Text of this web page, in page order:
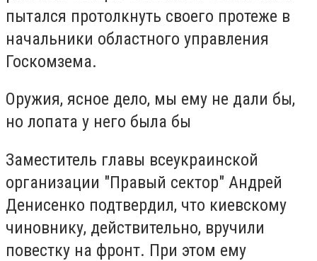
пытался протолкнуть своего протеже в
начальники областного управления
Госкомзема.
Оружия, ясное дело, мы ему не дали бы,
но лопата у него была бы
Заместитель главы всеукраинской
организации "Правый сектор" Андрей
Денисенко подтвердил, что киевскому
чиновнику, действительно, вручили
повестку на фронт. При этом ему